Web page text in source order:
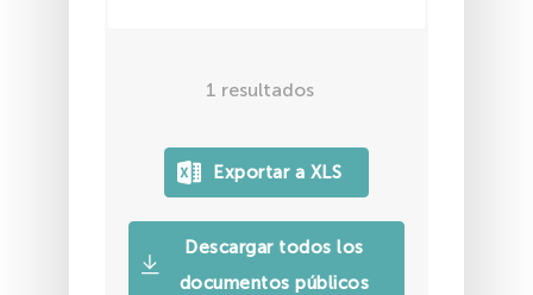
1 resultados
Descargar todos los
documentos públicos